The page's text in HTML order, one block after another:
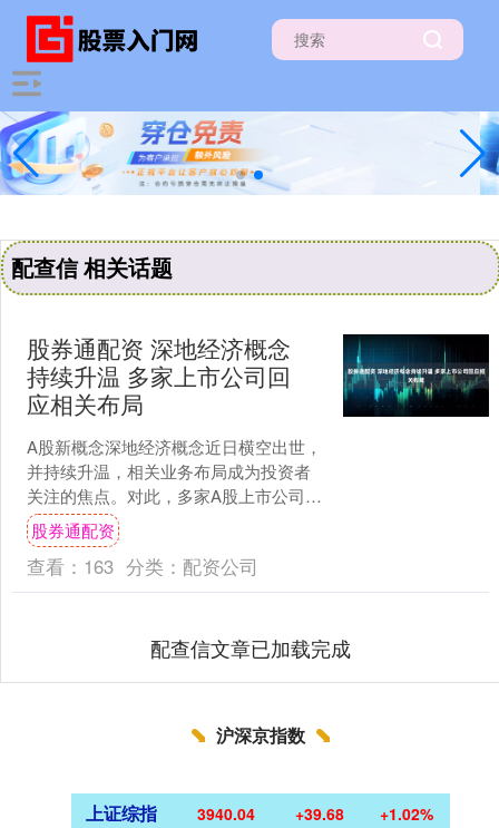
配查信 相关话题
股券通配资 深地经济概念
持续升温 多家上市公司回
应相关布局
A股新概念深地经济概念近日横空出世，
并持续升温，相关业务布局成为投资者
关注的焦点。对此，多家A股上市公司在
互动平台作出回应： -博盈特焊：公司的
防腐防磨堆焊技术....
股券通配资
查看： 163 分类： 配资公司
配查信文章已加载完成
沪深京指数
上证综指 3940.04 +39.68 +1.02%